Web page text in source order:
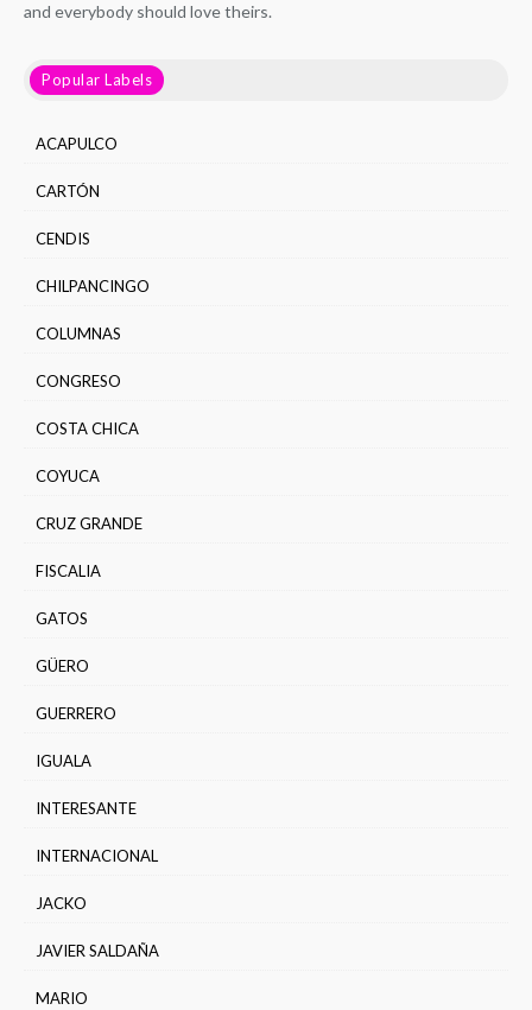
and everybody should love theirs.
Popular Labels
ACAPULCO
CARTÓN
CENDIS
CHILPANCINGO
COLUMNAS
CONGRESO
COSTA CHICA
COYUCA
CRUZ GRANDE
FISCALIA
GATOS
GÜERO
GUERRERO
IGUALA
INTERESANTE
INTERNACIONAL
JACKO
JAVIER SALDAÑA
MARIO